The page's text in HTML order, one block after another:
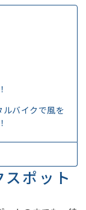
バイクで風を
ポット